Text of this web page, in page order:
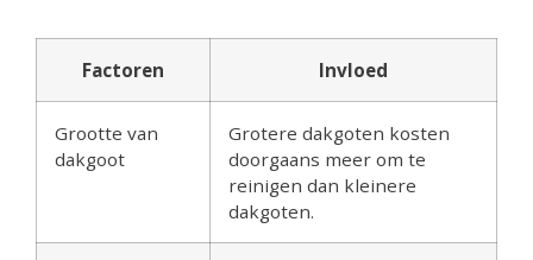
Factoren Invloed
Grootte van
dakgoot
Grotere dakgoten kosten
doorgaans meer om te
reinigen dan kleinere
dakgoten.